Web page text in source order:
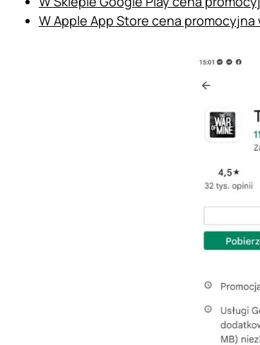
W Apple App Store cena